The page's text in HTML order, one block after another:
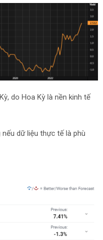
do Hoa Kỳ là nền kinh tế
dữ liệu thực tế là phù